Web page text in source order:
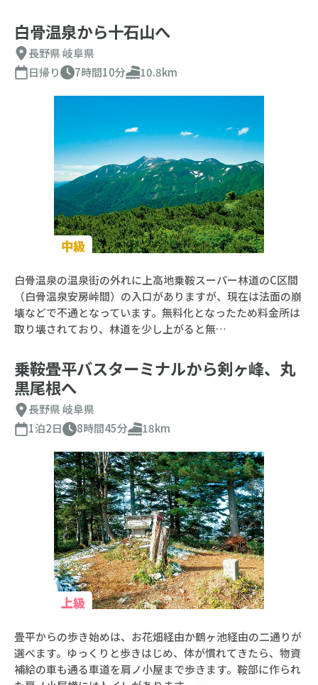
白骨温泉から十石山へ
長野県岐阜県
日帰り
7時間10分 10.8km
中級
白骨温泉の温泉街の外れに上高地乗鞍スーパー林道のC区間
（白骨温泉安房峠間）の入口がありますが、現在は法面の崩
壊などで不通となっています。無料化となったため料金所は
取り壊されており、林道を少し上がると無…
乗鞍畳平バスターミナルから剣ヶ峰、丸
黒尾根へ
長野県岐阜県
1泊2日
8時間45分 18km
上級
畳平からの歩き始めは、お花畑経由か鶴ヶ池経由の二通りが
選べます。ゆっくりと歩きはじめ、体が慣れてきたら、物資
補給の車も通る車道を肩ノ小屋まで歩きます。鞍部に作られ